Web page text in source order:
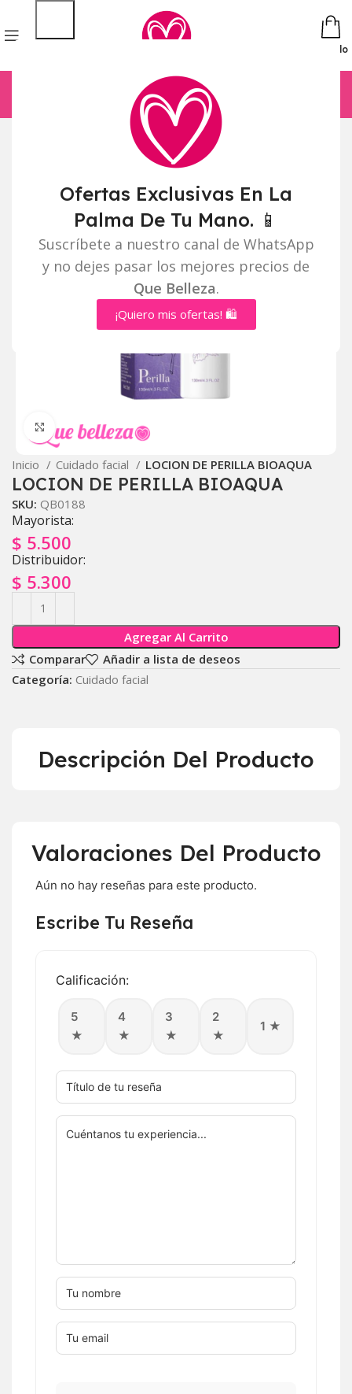
Ofertas Exclusivas En La
Palma De Tu Mano. 📱
Suscríbete a nuestro canal de WhatsApp
y no dejes pasar los mejores precios de
Que Belleza.
¡Quiero mis ofertas! 🛍️
Pedido
Click to enlarge
Inicio Cuidado facial LOCION DE PERILLA BIOAQUA
LOCION DE PERILLA BIOAQUA
SKU: QB0188
Mayorista:
$ 5.500
Distribuidor:
$ 5.300
Agregar Al Carrito
Comparar
Añadir a lista de deseos
Categoría: Cuidado facial
Descripción Del Producto
Valoraciones Del Producto
Aún no hay reseñas para este producto.
Escribe Tu Reseña
Calificación:
5
★
4
★
3
★
2
★
1 ★